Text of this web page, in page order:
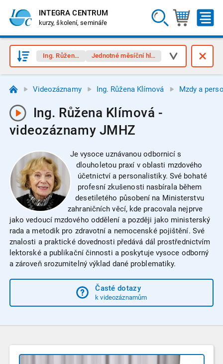
INTEGRA CENTRUM
kurzy, školení, semináře
Ing. Růžena KlímováJednotné měsíční hlášení (JMHZ)
Videozáznamy Ing. Růžena Klímová Mzdy a
Ing. Růžena Klímová -
videozáznamy JMHZ
Je vysoce uznávanou odbornicí s
dlouholetou praxí v oblasti mzdového
účetnictví a personalistiky. Své bohaté
profesní zkušenosti nasbírala během
desetiletého působení na Ministerstvu
zahraničních věcí, kde pracovala nejprve
jako vedoucí mzdového oddělení a později jako ministerský
rada a metodik pro zdravotní a nemocenské pojištění. Své
znalosti a praktické dovednosti předává dál prostřednictvím
lektorské a publikační činnosti a poskytuje vysoce odborný
a zároveň srozumitelný výklad dané problematiky.
Časté dotazy
k videozáznamům